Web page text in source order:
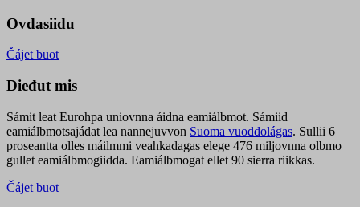
Ovdasiidu
Čájet buot
Dieđut mis
Sámit leat Eurohpa uniovnna áidna eamiálbmot. Sámiid
eamiálbmotsajádat lea nannejuvvon Suoma vuođđolágas. Sullii 6
proseantta olles máilmmi veahkadagas elege 476 miljovnna olbmo
gullet eamiálbmogiidda. Eamiálbmogat ellet 90 sierra riikkas.
Čájet buot